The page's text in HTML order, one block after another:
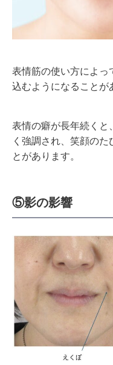
表情筋の使い方によっ
込むようになることが
表情の癖が長年続くと
く強調され、笑顔の
とがあります。
⑤影の影響